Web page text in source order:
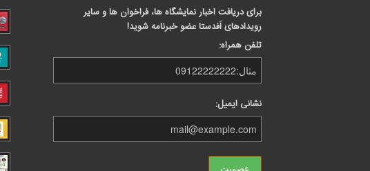
برای دریافت اخبار نمایشگاه ها، فراخوان ها و سایر
رویدادهای اَفدستا عضو خبرنامه شوید!
تلفن همراه:
نشانی ایمیل: